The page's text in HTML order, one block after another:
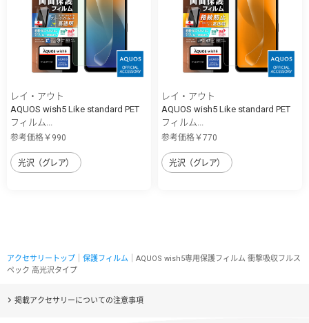
レイ・アウト
AQUOS wish5 Like standard PET
フィルム...
参考価格￥990
光沢（グレア）
レイ・アウト
AQUOS wish5 Like standard PET
フィルム...
参考価格￥770
光沢（グレア）
アクセサリートップ 保護フィルム ｜AQUOS wish5専用保護フィルム 衝撃吸収フルス
ペック 高光沢タイプ
掲載アクセサリーについての注意事項